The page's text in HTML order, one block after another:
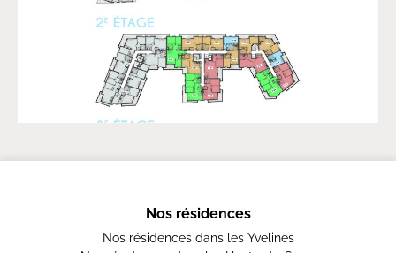
Nos résidences
Nos résidences dans les Yvelines